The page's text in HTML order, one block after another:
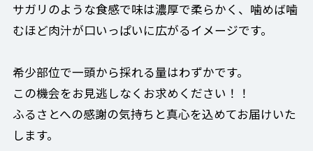
サガリのような食感で味は濃厚で柔らかく、噛めば噛
むほど肉汁が口いっぱいに広がるイメージです。
希少部位で一頭から採れる量はわずかです。
この機会をお見逃しなくお求めください！！
ふるさとへの感謝の気持ちと真心を込めてお届けいた
します。